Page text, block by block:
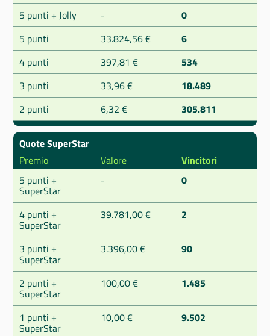
5 punti + Jolly
-
0
5 punti
33.824,56 €
6
4 punti
397,81 €
534
3 punti
33,96 €
18.489
2 punti
6,32 € 305.811
Quote SuperStar
Premio
Valore
Vincitori
5 punti +
SuperStar
- 0
4 punti +
SuperStar
39.781,00 € 2
3 punti +
SuperStar
3.396,00 € 90
2 punti +
SuperStar
100,00 € 1.485
1 punti +
SuperStar
10,00 € 9.502